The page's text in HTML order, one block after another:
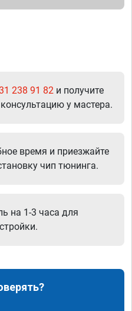
238 91 82 и получите
у мастера.
время и приезжайте
чип тюнинга.
на 1-3 часа для